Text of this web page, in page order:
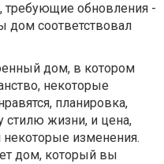
обновления -
дом соответствовал
дом, в котором
некоторые
планировка,
стилю жизни, и цена,
некоторые изменения.
дом, который вы